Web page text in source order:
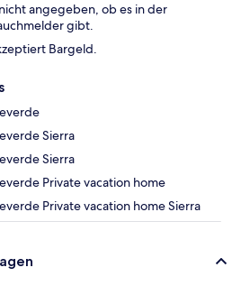
angegeben, ob es in der
gibt.
Bargeld.
Sierra
Sierra
Private vacation home
Private vacation home Sierra